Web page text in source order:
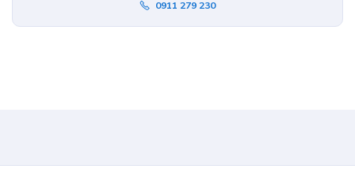
0911 279 230